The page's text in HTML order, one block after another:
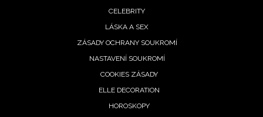
CELEBRITY
LÁSKA A SEX
ZÁSADY OCHRANY SOUKROMÍ
NASTAVENÍ SOUKROMÍ
COOKIES ZÁSADY
ELLE DECORATION
HOROSKOPY